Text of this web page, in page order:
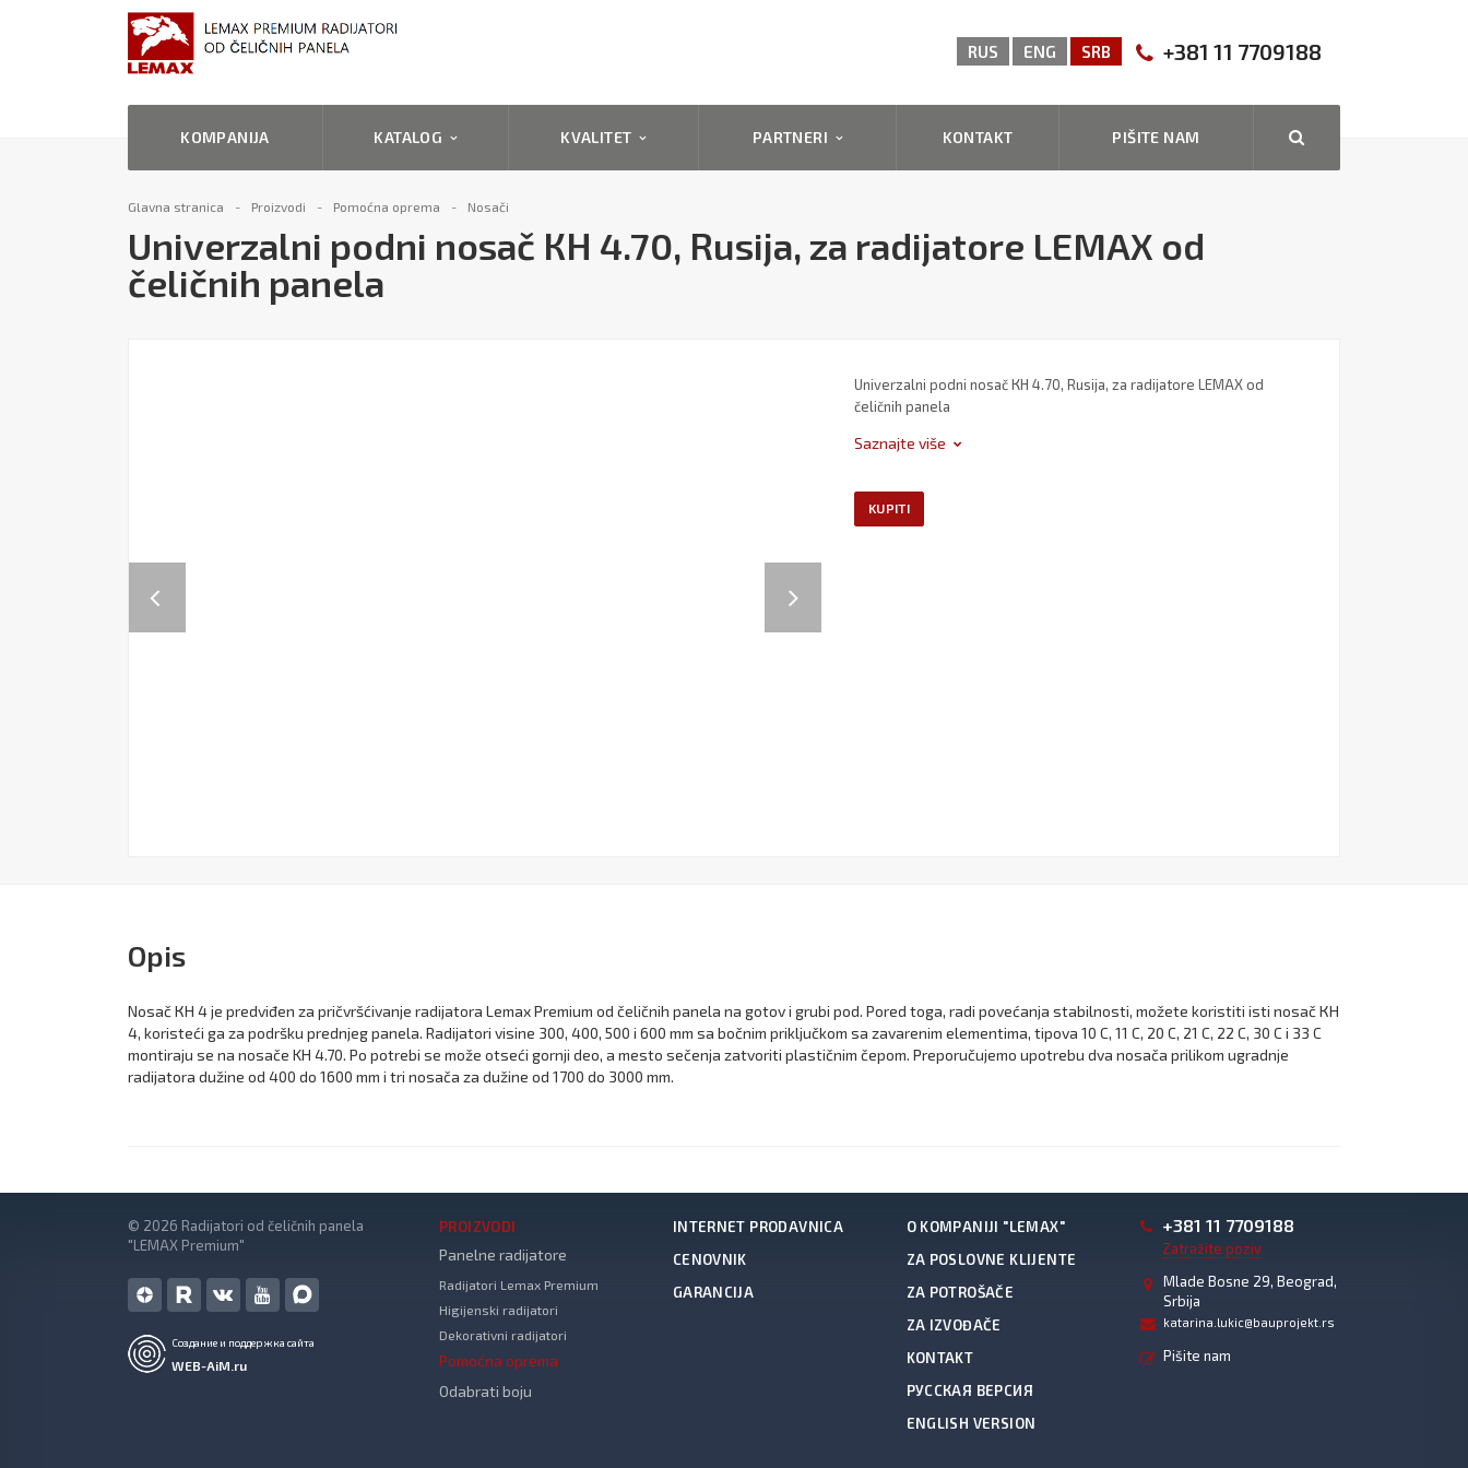
+381 11 7709188
RUS ENG SRB
KOMPANIJA KATALOG KVALITET PARTNERI KONTAKT PIŠITE NAM
Glavna stranica Proizvodi Pomoćna oprema Nosači
Univerzalni podni nosač КН 4.70, Rusija, za radijatore LEMAX od
čeličnih panela
Univerzalni podni nosač КН 4.70, Rusija, za radijatore LEMAX od
čeličnih panela
Saznajte više
KUPITI
Opis
Nosač КН 4 je predviđen za pričvršćivanje radijatora Lemax Premium od čeličnih panela na gotov i grubi pod. Pored toga, radi povećanja stabilnosti, možete koristiti isti nosač КН
4, koristeći ga za podršku prednjeg panela. Radijatori visine 300, 400, 500 i 600 mm sa bočnim priključkom sa zavarenim elementima, tipova 10 C, 11 C, 20 C, 21 C, 22 C, 30 C i 33 C
montiraju se na nosače KH 4.70. Po potrebi se može otseći gornji deo, a mesto sečenja zatvoriti plastičnim čepom. Preporučujemo upotrebu dva nosača prilikom ugradnje
radijatora dužine od 400 do 1600 mm i tri nosača za dužine od 1700 do 3000 mm.
© 2026 Radijatori od čeličnih panela
"LEMAX Premium"
Создание и поддержка сайта
WEB-AiM.ru
PROIZVODI
Panelne radijatore
Radijatori Lemax Premium
Higijenski radijatori
Dekorativni radijatori
Pomoćna oprema
Odabrati boju
INTERNET PRODAVNICA
CENOVNIK
GARANCIJA
O KOMPANIJI "LEMAX"
ZA POSLOVNE KLIJENTE
ZA POTROŠAČE
ZA IZVOĐAČE
KONTAKT
РУССКАЯ ВЕРСИЯ
ENGLISH VERSION
+381 11 7709188
Zatražite poziv
Mlade Bosne 29, Beograd,
Srbija
katarina.lukic@bauprojekt.rs
Pišite nam